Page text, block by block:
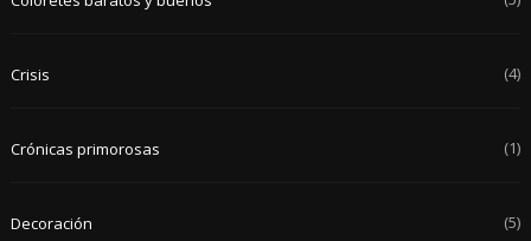
Crisis (4)
Crónicas primorosas (1)
Decoración (5)